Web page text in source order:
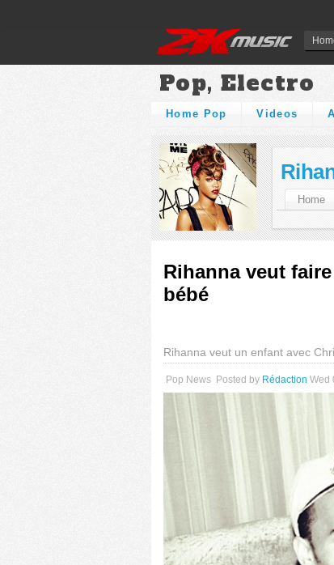
Pop, Electro
Home Pop Videos
Home
Rihanna veut
bébé
Rihanna veut un enfant avec
Pop News Posted by Rédaction Wed